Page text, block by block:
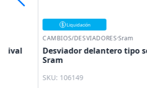
Liquidación
CAMBIOS/DESVIADORES·Sram
Desviador delantero tipo soldable
SKU: 106149